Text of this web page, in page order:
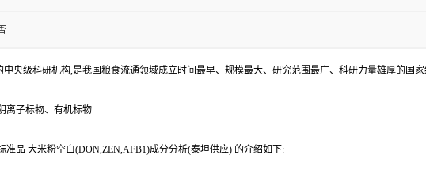
央级科研机构,是我国粮食流通领域成立时间最早、规模最大、研究范围最广、科研力量雄厚的国家
离子标物、有机标物
品 大米粉空白(DON,ZEN,AFB1)成分分析(泰坦供应) 的介绍如下: